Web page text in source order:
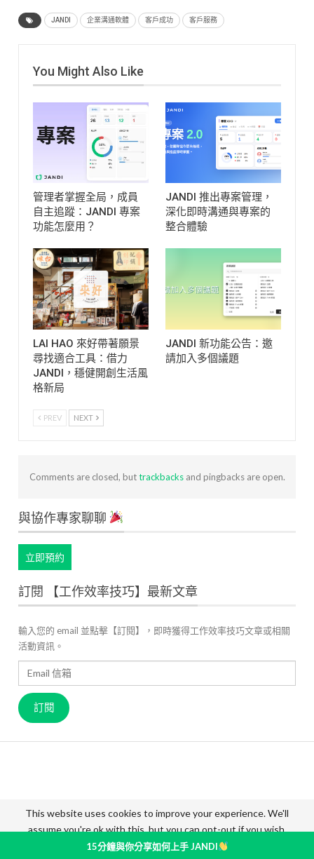
15分鐘與你分享如何上手 JANDI
JANDI 企業溝通軟體 客戶成功 客戶服務
You Might Also Like
管理者掌握全局，成員
自主追蹤：JANDI 專案
功能怎麼用？
JANDI 推出專案管理，
深化即時溝通與專案的
整合體驗
LAI HAO 來好帶著願景
尋找適合工具：借力
JANDI，穩健開創生活風
格新局
JANDI 新功能公告：邀
請加入多個議題
PREV NEXT
Comments are closed, buttrackbacksand pingbacks are open.
與協作專家聊聊
立即預約
訂閱 【工作效率技巧】最新文章
輸入您的 email 並點擊【訂閱】，即時獲得工作效率技巧文章或相關
活動資訊。
Email
信
箱
訂閱
© 2026 - JANDI Blog - Taiwan. All Rights Reserved.
This website uses cookies to improve your experience. We'll
assume you're ok with this, but you can opt-out if you wish.
Accept
Read More